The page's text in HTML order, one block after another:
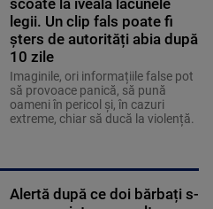
legii. Un clip fals poate fi
șters de autorități abia după
10 zile
Imaginile, ori informațiile false pot
să provoace panică, să pună
oameni în pericol și, în cazuri
extreme, chiar să ducă la violență.
Alertă după ce doi bărbați s-